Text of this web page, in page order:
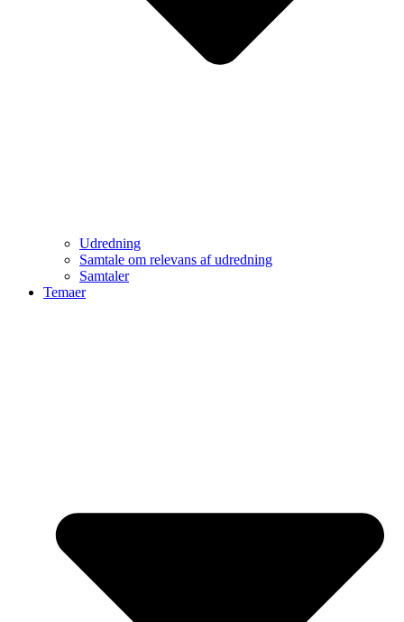
Udredning
Samtale om relevans af udredning
Samtaler
Temaer